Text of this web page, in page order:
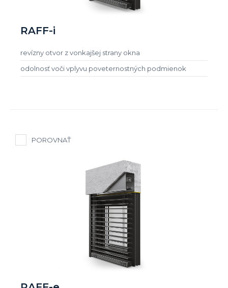
RAFF-i
revízny otvor z vonkajšej strany okna
odolnosť voči vplyvu poveternostných podmienok
POROVNAŤ